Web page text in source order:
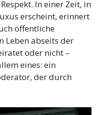
In einer Zeit, in
erscheint, erinnert
öffentliche
Leben abseits der
oder nicht –
eines: ein
der durch